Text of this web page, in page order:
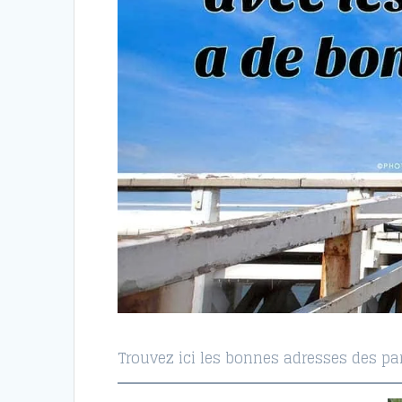
Trouvez ici les bonnes adresses des